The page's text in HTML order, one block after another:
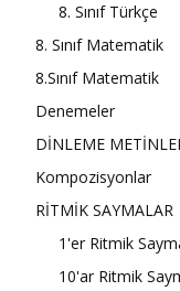
8. Sınıf Türkçe
8. Sınıf Matematik
8.Sınıf Matematik
Denemeler
DİNLEME
Kompozisyonlar
RİTMİK SAYMALAR
1'er Ritmik
10'ar Ritmik